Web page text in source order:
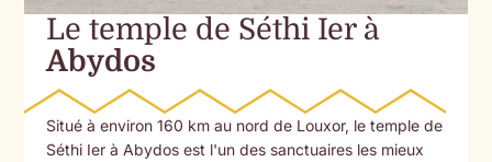
Le temple de Séthi Ier à
Abydos
Situé à environ 160 km au nord de Louxor, le temple de
Séthi Ier à Abydos est l'un des sanctuaires les mieux